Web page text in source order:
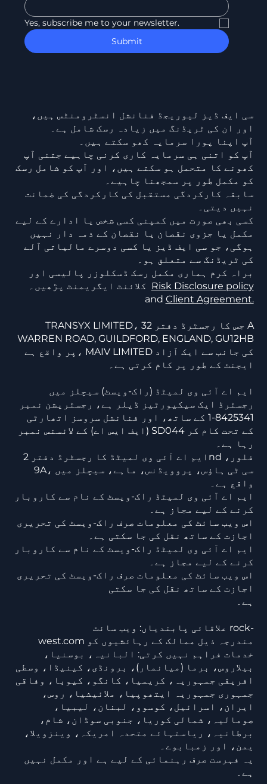
Yes, subscribe me to your newsletter.
Submit
سی ایف ڈیز لیوریجڈ فنانشل انسٹرومنٹس ہیں،
اور ان کی ٹریڈنگ میں زیادہ رسک شامل ہے۔
آپ اپنا پورا سرمایہ کھو سکتے ہیں۔
آپ کو اتنی ہی سرمایہ کاری کرنی چاہیے جتنی آپ
کھونے کا متحمل ہو سکتے ہیں، اور آپ کو شامل رسک
کو مکمل طور پر سمجھنا چاہیے۔
سابقہ کارکردگی مستقبل کی کارکردگی کی ضمانت
نہیں دیتی۔
کسی بھی صورت میں کمپنی کسی شخص یا ادارے کے لیے
مکمل یا جزوی نقصان یا نقصان کے ذمہ دار نہیں
ہوگی، جو سی ایف ڈیز یا کسی دوسرے مالیاتی آلے
کی ٹریڈنگ سے متعلق ہو۔
براہ کرم ہماری مکمل رسک ڈسکلوزر پالیسی اور
Risk Disclosure policy
and Client Agreement.
TRANSYX LIMITED، جس کا رجسٹرڈ دفتر 32 A
WARREN ROAD, GUILDFORD, ENGLAND, GU12HB
پر واقع ہے، MAIV LIMITED کی جانب سے ایک آزاد
ایجنٹ کے طور پر کام کرتی ہے۔
ایم اے آئی وی لمیٹڈ (راک-ویسٹ) سیچلز میں
رجسٹرڈ ایک سیکیورٹیز ڈیلر ہے، رجسٹریشن نمبر
8425341-1 کے ساتھ، اور فنانشل سروسز اتھارٹی
(ایف ایس اے) کے لائسنس نمبر SD044 کے تحت کام کر
رہا ہے۔
ایم اے آئی وی لمیٹڈ کا رجسٹرڈ دفتر 2nd فلور،
9A، سی ٹی ہاؤس، پروویڈنس، ماہے، سیچلز میں
واقع ہے۔
ایم اے آئی وی لمیٹڈ راک-ویسٹ کے نام سے کاروبار
کرنے کے لیے مجاز ہے۔
اس ویب سائٹ کی معلومات صرف راک-ویسٹ کی تحریری
اجازت کے ساتھ نقل کی جا سکتی ہے۔
ایم اے آئی وی لمیٹڈ راک-ویسٹ کے نام سے کاروبار
کرنے کے لیے مجاز ہے۔
اس ویب سائٹ کی معلومات صرف راک-ویسٹ کی تحریری
اجازت کے ساتھ نقل کی جا سکتی
ہے۔
علاقائی پابندیاں: ویب سائٹ rock-
west.com مندرجہ ذیل ممالک کے رہائشیوں کو
خدمات فراہم نہیں کرتی: البانیہ، بوسنیا،
بیلاروس، برما (میانمار)، برونڈی، کینیڈا، وسطی
افریقی جمہوریہ، کریمیا، کانگو، کیوبا، وفاقی
جمہوری جمہوریہ ایتھوپیا، ملائیشیا، روس،
ایران، اسرائیل، کوسوو، لبنان، لیبیا،
صومالیہ، شمالی کوریا، جنوبی سوڈان، شام،
برطانیہ، ریاستہائے متحدہ امریکہ، وینزویلا،
یمن، اور زمبابوے۔
یہ فہرست صرف رہنمائی کے لیے ہے اور مکمل نہیں
ہے۔